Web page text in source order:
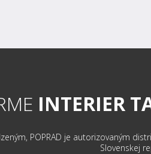
INTERIER
POPRAD je autorizovaným
Slovenskej